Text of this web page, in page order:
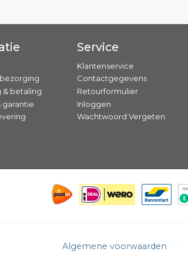
& betaling
garantie
Service
Klantenservice
Contactgegevens
Retourformulier
Inloggen
Wachtwoord Vergeten
Algemene voorwaarden